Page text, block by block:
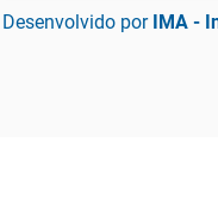
Desenvolvido por IMA -